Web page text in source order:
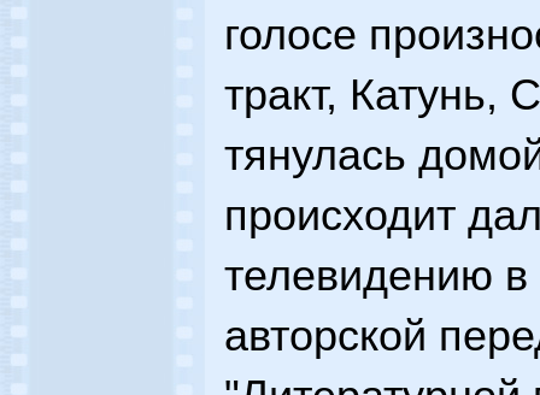
голосе
тракт, Катунь,
тянулась
происходит
телевидению в
авторской